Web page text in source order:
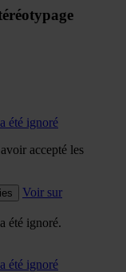
été ignoré
accepté les
Voir sur
été ignoré.
été ignoré